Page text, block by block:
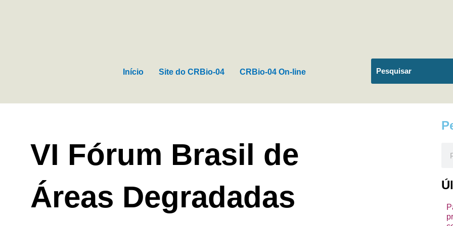
Início Site do CRBio-04 CRBio-04 On-line
VI Fórum Brasil de
Áreas Degradadas